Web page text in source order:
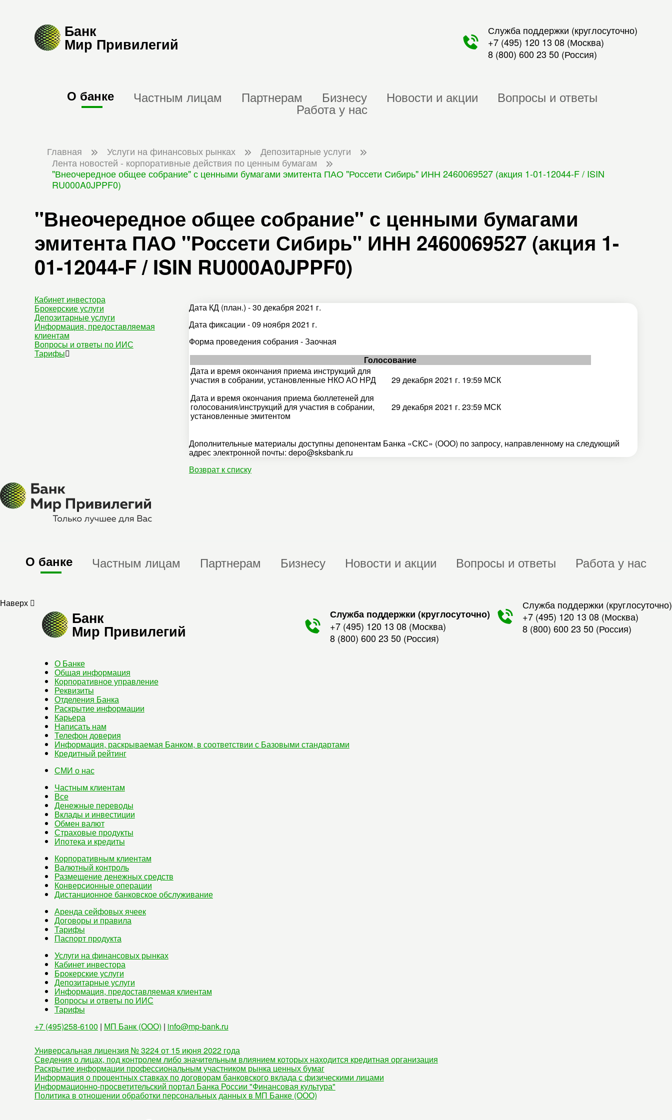
Банк
Мир Привилегий
Служба поддержки (круглосуточно)
+7 (495) 120 13 08 (Москва)
8 (800) 600 23 50 (Россия)
О банке Частным лицам Партнерам Бизнесу Новости и акции Вопросы и ответы
Работа у нас
Главная Услуги на финансовых рынках
Депозитарные услуги
Лента новостей - корпоративные действия по ценным бумагам
"Внеочередное общее собрание" с ценными бумагами эмитента ПАО "Россети Сибирь" ИНН 2460069527 (акция 1-01-12044-F / ISIN
RU000A0JPPF0)
"Внеочередное общее собрание" с ценными бумагами
эмитента ПАО "Россети Сибирь" ИНН 2460069527 (акция 1-
01-12044-F / ISIN RU000A0JPPF0)
Кабинет инвестора
Брокерские услуги
Депозитарные услуги
Информация, предоставляемая
клиентам
Вопросы и ответы по ИИС
Тарифы
Дата КД (план.) - 30 декабря 2021 г.
Дата фиксации - 09 ноября 2021 г.
Форма проведения собрания - Заочная
Голосование
Дата и время окончания приема инструкций для
участия в собрании, установленные НКО АО НРД
Дата и время окончания приема бюллетеней для
голосования/инструкций для участия в собрании,
установленные эмитентом
29 декабря 2021 г. 19:59 МСК
29 декабря 2021 г. 23:59 МСК
Дополнительные материалы доступны депонентам Банка «СКС» (ООО) по запросу, направленному на следующий
адрес электронной почты: depo@sksbank.ru
Возврат к списку
О банке Частным лицам Партнерам Бизнесу Новости и акции Вопросы и ответы Работа у нас
Служба поддержки (круглосуточно)
+7 (495) 120 13 08 (Москва)
8 (800) 600 23 50 (Россия)
Наверх
Банк
Мир Привилегий
Служба поддержки (круглосуточно)
+7 (495) 120 13 08 (Москва)
8 (800) 600 23 50 (Россия)
О Банке
Общая информация
Корпоративное управление
Реквизиты
Отделения Банка
Раскрытие информации
Карьера
Написать нам
Телефон доверия
Информация, раскрываемая Банком, в соответствии с Базовыми стандартами
Кредитный рейтинг
СМИ о нас
Частным клиентам
Все
Денежные переводы
Вклады и инвестиции
Обмен валют
Страховые продукты
Ипотека и кредиты
Корпоративным клиентам
Валютный контроль
Размещение денежных средств
Конверсионные операции
Дистанционное банковское обслуживание
Аренда сейфовых ячеек
Договоры и правила
Тарифы
Паспорт продукта
Услуги на финансовых рынках
Кабинет инвестора
Брокерские услуги
Депозитарные услуги
Информация, предоставляемая клиентам
Вопросы и ответы по ИИС
Тарифы
+7 (495)258-6100 | МП Банк (ООО) | info@mp-bank.ru
Универсальная лицензия № 3224 от 15 июня 2022 года
Сведения о лицах, под контролем либо значительным влиянием которых находится кредитная организация
Раскрытие информации профессиональным участником рынка ценных бумаг
Информация о процентных ставках по договорам банковского вклада с физическими лицами
Информационно-просветительский портал Банка России "Финансовая культура"
Политика в отношении обработки персональных данных в МП Банке (ООО)